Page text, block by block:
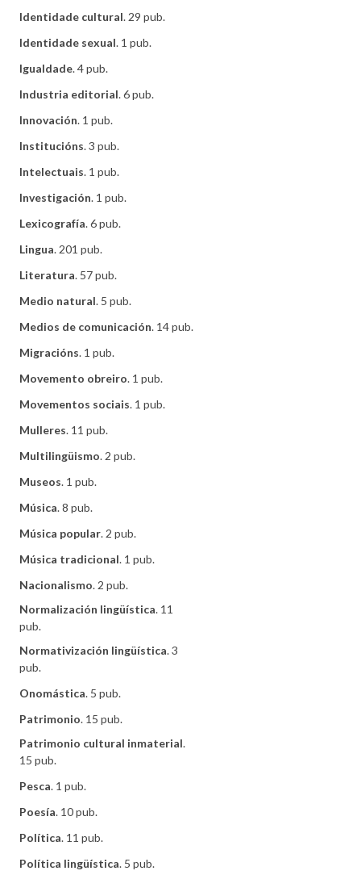
Identidade cultural. 29 pub.
Identidade sexual. 1 pub.
Igualdade. 4 pub.
Industria editorial. 6 pub.
Innovación. 1 pub.
Institucións. 3 pub.
Intelectuais. 1 pub.
Investigación. 1 pub.
Lexicografía. 6 pub.
Lingua. 201 pub.
Literatura. 57 pub.
Medio natural. 5 pub.
Medios de comunicación. 14 pub.
Migracións. 1 pub.
Movemento obreiro. 1 pub.
Movementos sociais. 1 pub.
Mulleres. 11 pub.
Multilingüismo. 2 pub.
Museos. 1 pub.
Música. 8 pub.
Música popular. 2 pub.
Música tradicional. 1 pub.
Nacionalismo. 2 pub.
Normalización lingüística. 11
pub.
Normativización lingüística. 3
pub.
Onomástica. 5 pub.
Patrimonio. 15 pub.
Patrimonio cultural inmaterial.
15 pub.
Pesca. 1 pub.
Poesía. 10 pub.
Política. 11 pub.
Política lingüística. 5 pub.